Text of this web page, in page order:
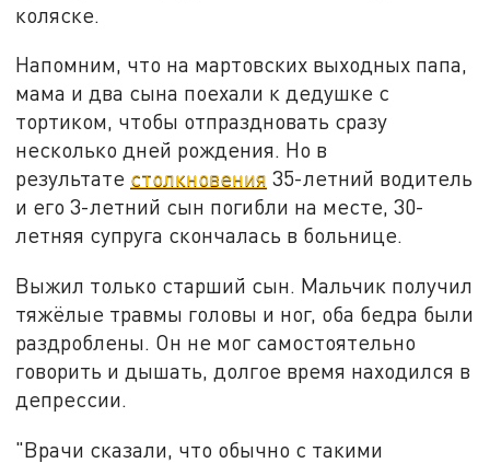
коляске.
Напомним, что на мартовских выходных папа,
мама и два сына поехали к дедушке с
тортиком, чтобы отпраздновать сразу
несколько дней рождения. Но в
результате столкновения 35-летний водитель
и его 3-летний сын погибли на месте, 30-
летняя супруга скончалась в больнице.
Выжил только старший сын. Мальчик получил
тяжёлые травмы головы и ног, оба бедра были
раздроблены. Он не мог самостоятельно
говорить и дышать, долгое время находился в
депрессии.
"Врачи сказали, что обычно с такими